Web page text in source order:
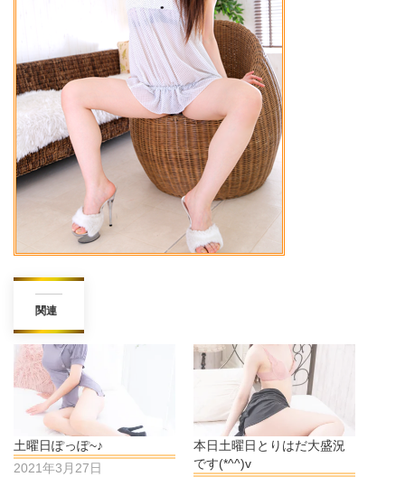
関連
土曜日ぽっぽ~♪
2021年3月27日
本日土曜日とりはだ大盛況
です(*^^)v